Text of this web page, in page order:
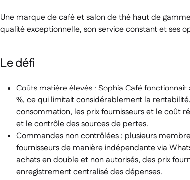
Une marque de café et salon de thé haut de
qualité exceptionnelle, son service constant et ses
Le défi
Coûts matière élevés : Sophia Café
%, ce qui limitait considérablement la
consommation, les prix fournisseurs et le coût
et le contrôle des sources de pertes.
Commandes non contrôlées : plusieurs
fournisseurs de manière indépendante via
achats en double et non autorisés, des prix
enregistrement centralisé des dépenses.